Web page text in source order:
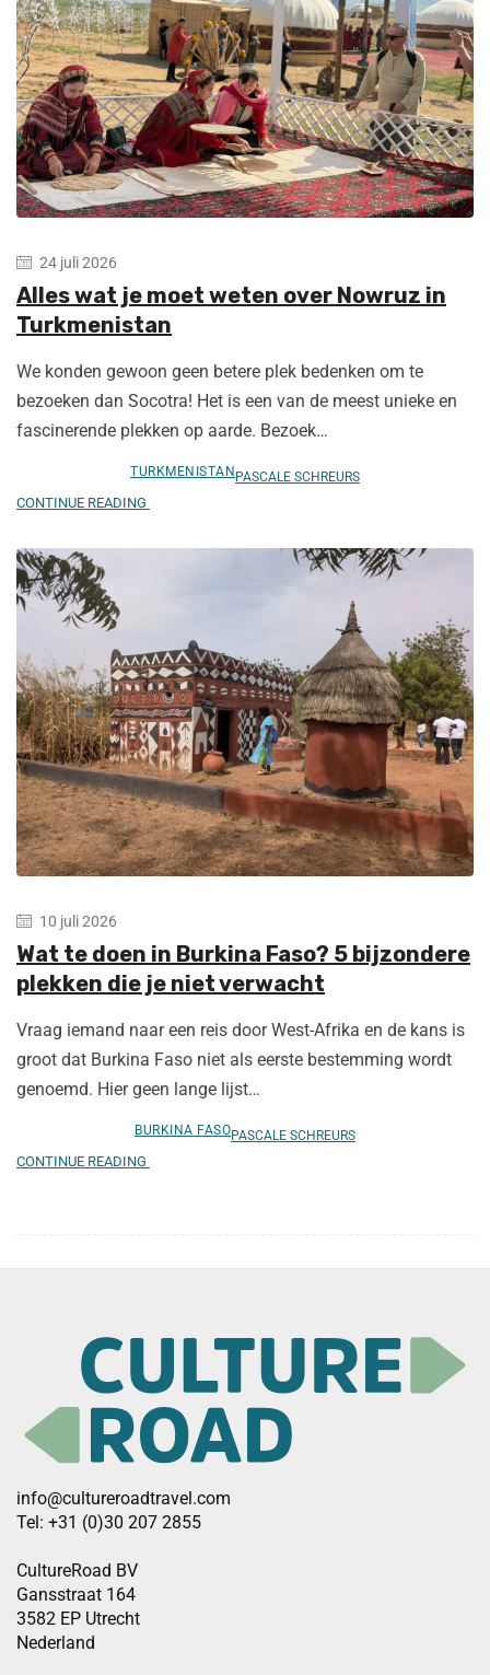
24 juli 2026
Alles wat je moet weten over Nowruz in
Turkmenistan
We konden gewoon geen betere plek bedenken om te
bezoeken dan Socotra! Het is een van de meest unieke en
fascinerende plekken op aarde. Bezoek…
TURKMENISTAN PASCALE SCHREURS
CONTINUE READING
10 juli 2026
Wat te doen in Burkina Faso? 5 bijzondere
plekken die je niet verwacht
Vraag iemand naar een reis door West-Afrika en de kans is
groot dat Burkina Faso niet als eerste bestemming wordt
genoemd. Hier geen lange lijst…
BURKINA FASOPASCALE SCHREURS
CONTINUE READING
info@cultureroadtravel.com
Tel: +31 (0)30 207 2855
CultureRoad BV
Gansstraat 164
3582 EP Utrecht
Nederland